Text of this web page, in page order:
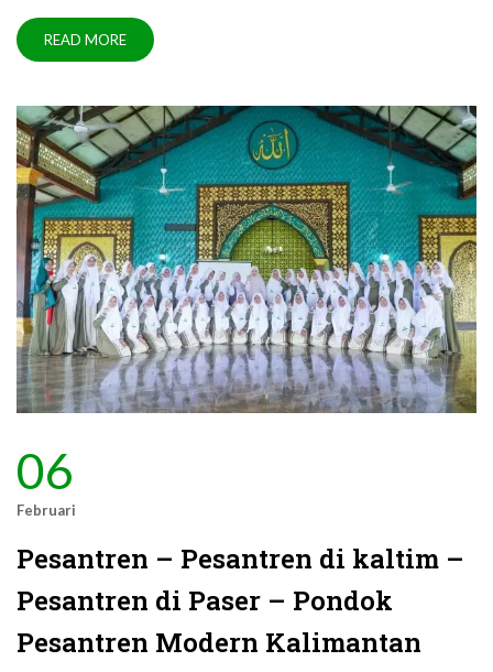
READ MORE
06
Februari
Pesantren – Pesantren di kaltim –
Pesantren di Paser – Pondok
Pesantren Modern Kalimantan